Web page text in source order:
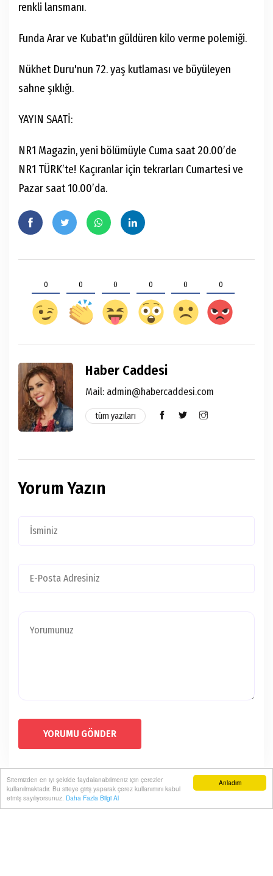
Anladım
Sitemizden en iyi şekilde faydalanabilmeniz için çerezler
kullanılmaktadır. Bu siteye giriş yaparak çerez kullanımını kabul
etmiş sayılıyorsunuz. Daha Fazla Bilgi Al
renkli lansmanı.
Funda Arar ve Kubat'ın güldüren kilo verme polemiği.
Nükhet Duru'nun 72. yaş kutlaması ve büyüleyen
sahne şıklığı.
YAYIN SAATİ:
NR1 Magazin, yeni bölümüyle Cuma saat 20.00’de
NR1 TÜRK’te! Kaçıranlar için tekrarları Cumartesi ve
Pazar saat 10.00’da.
0 0 0 0 0 0
Haber Caddesi
Mail: admin@habercaddesi.com
tüm yazıları
Yorum Yazın
YORUMU GÖNDER